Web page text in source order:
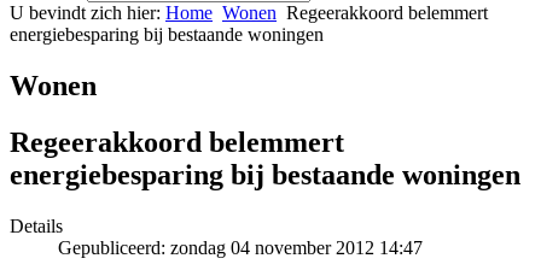
U bevindt zich hier: Home Wonen Regeerakkoord belemmert
energiebesparing bij bestaande woningen
Wonen
Regeerakkoord belemmert
energiebesparing bij bestaande woningen
Details
Gepubliceerd: zondag 04 november 2012 14:47